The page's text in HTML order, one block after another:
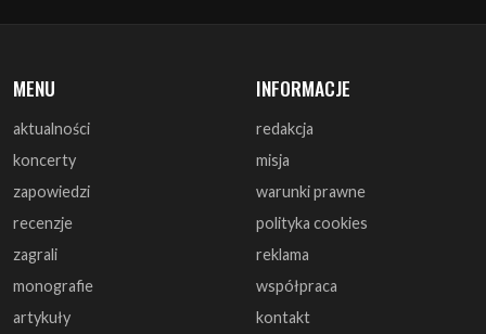
MENU
aktualności
koncerty
zapowiedzi
recenzje
zagrali
monografie
artykuły
INFORMACJE
redakcja
misja
warunki prawne
polityka cookies
reklama
współpraca
kontakt